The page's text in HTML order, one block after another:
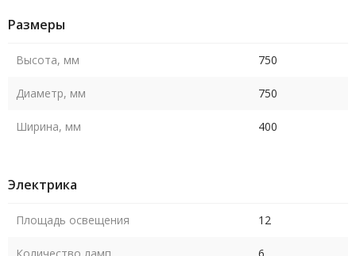
Размеры
Высота, мм 750
Диаметр, мм 750
Ширина, мм 400
Электрика
Площадь освещения 12
Количество ламп 6